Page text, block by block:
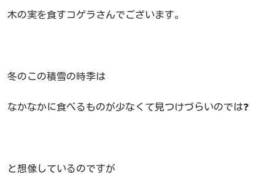
木の実を食すコゲラさんでございます。
冬のこの積雪の時季は
なかなかに食べるものが少なくて見つけづらいのでは❓
と想像しているのですが